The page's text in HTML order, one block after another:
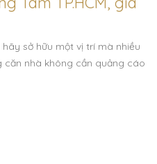
sở hữu một vị trí mà nhiều
căn nhà không cần quảng cáo